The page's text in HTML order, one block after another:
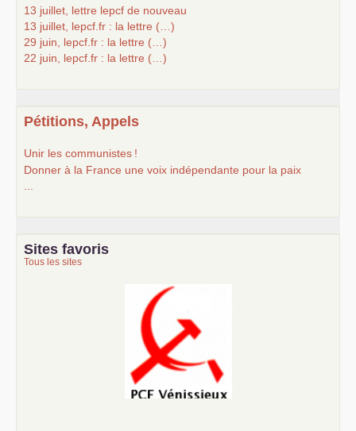
13 juillet, lettre lepcf de nouveau
13 juillet, lepcf.fr : la lettre (…)
29 juin, lepcf.fr : la lettre (…)
22 juin, lepcf.fr : la lettre (…)
Pétitions, Appels
Unir les communistes !
Donner à la France une voix indépendante pour la paix
Sites favoris
Tous les sites
Le Vénissian